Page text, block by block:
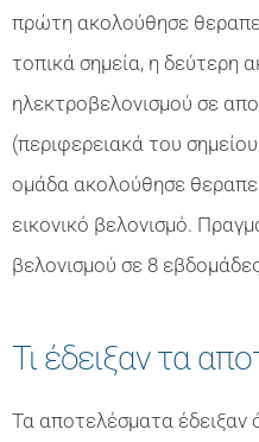
πρώτη ακολούθησε
τοπικά σημεία, η δεύτερη
ηλεκτροβελονισμού σε
(περιφερειακά του
ομάδα ακολούθησε
εικονικό βελονισμό.
βελονισμού σε 8
Τι έδειξαν τα
Τα αποτελέσματα έδειξαν